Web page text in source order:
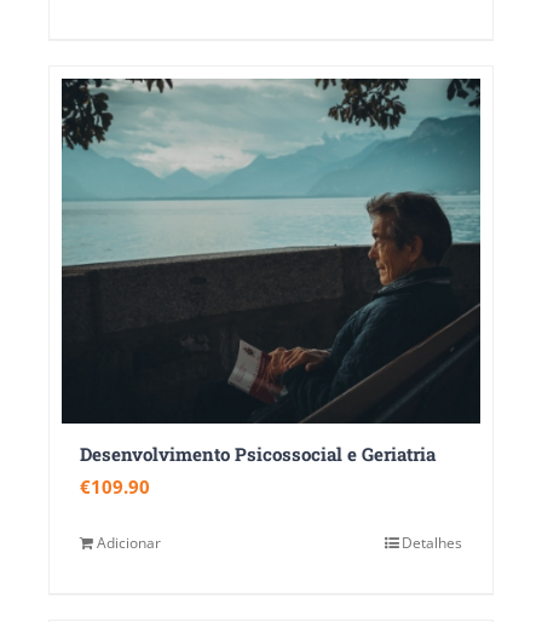
Desenvolvimento Psicossocial e Geriatria
€109.90
Adicionar Detalhes